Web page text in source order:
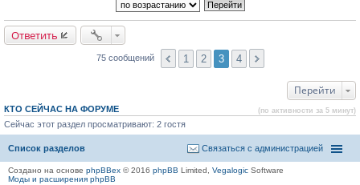
Ответить
75 сообщений 1 2 3 4
Перейти
КТО СЕЙЧАС НА ФОРУМЕ (по активности за 5 минут)
Сейчас этот раздел просматривают: 2 гостя
Список разделов Связаться с администрацией
Создано на основе phpBBex © 2016 phpBB Limited, Vegalogic Software
Моды и расширения phpBB